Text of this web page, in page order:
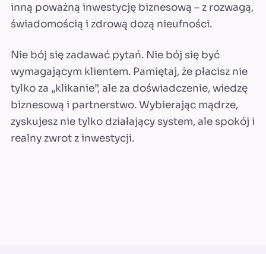
inną poważną inwestycję biznesową – z rozwagą,
świadomością i zdrową dozą nieufności.
Nie bój się zadawać pytań. Nie bój się być
wymagającym klientem. Pamiętaj, że płacisz nie
tylko za „klikanie”, ale za doświadczenie, wiedzę
biznesową i partnerstwo. Wybierając mądrze,
zyskujesz nie tylko działający system, ale spokój i
realny zwrot z inwestycji.